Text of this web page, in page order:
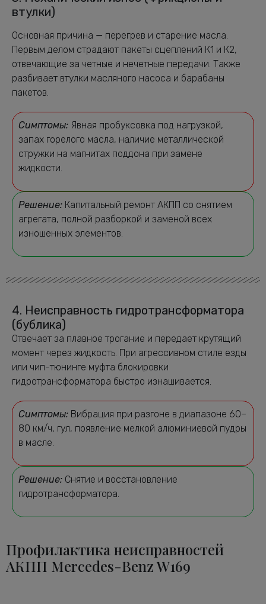
втулки)
Основная причина — перегрев и старение масла.
Первым делом страдают пакеты сцеплений К1 и К2,
отвечающие за четные и нечетные передачи. Также
разбивает втулки масляного насоса и барабаны
пакетов.
Симптомы: Явная пробуксовка под нагрузкой,
запах горелого масла, наличие металлической
стружки на магнитах поддона при замене
жидкости.
Решение: Капитальный ремонт АКПП со снятием
агрегата, полной разборкой и заменой всех
изношенных элементов.
4. Неисправность гидротрансформатора
(бублика)
Отвечает за плавное трогание и передает крутящий
момент через жидкость. При агрессивном стиле езды
или чип-тюнинге муфта блокировки
гидротрансформатора быстро изнашивается.
Симптомы: Вибрация при разгоне в диапазоне 60–
80 км/ч, гул, появление мелкой алюминиевой пудры
в масле.
Решение: Снятие и восстановление
гидротрансформатора.
Профилактика неисправностей
АКПП Mercedes-Benz W169